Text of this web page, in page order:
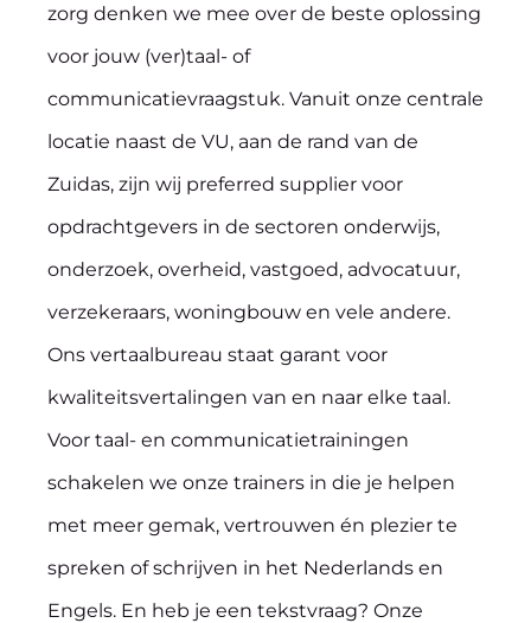
zorg denken we mee over de beste oplossing
voor jouw (ver)taal- of
communicatievraagstuk. Vanuit onze centrale
locatie naast de VU, aan de rand van de
Zuidas, zijn wij preferred supplier voor
opdrachtgevers in de sectoren onderwijs,
onderzoek, overheid, vastgoed, advocatuur,
verzekeraars, woningbouw en vele andere.
Ons vertaalbureau staat garant voor
kwaliteitsvertalingen van en naar elke taal.
Voor taal- en communicatietrainingen
schakelen we onze trainers in die je helpen
met meer gemak, vertrouwen én plezier te
spreken of schrijven in het Nederlands en
Engels. En heb je een tekstvraag? Onze